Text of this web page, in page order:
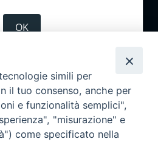
OK
simili per
il tuo consenso, anche per
e funzionalità semplici",
"misurazione" e
come specificato nella